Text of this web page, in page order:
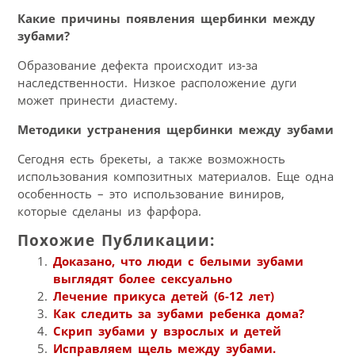
Какие причины появления щербинки между
зубами?
Образование дефекта происходит из-за
наследственности. Низкое расположение дуги
может принести диастему.
Методики устранения щербинки между зубами
Сегодня есть брекеты, а также возможность
использования композитных материалов. Еще одна
особенность – это использование виниров,
которые сделаны из фарфора.
Похожие Публикации:
Доказано, что люди с белыми зубами
выглядят более сексуально
Лечение прикуса детей (6-12 лет)
Как следить за зубами ребенка дома?
Скрип зубами у взрослых и детей
Исправляем щель между зубами.